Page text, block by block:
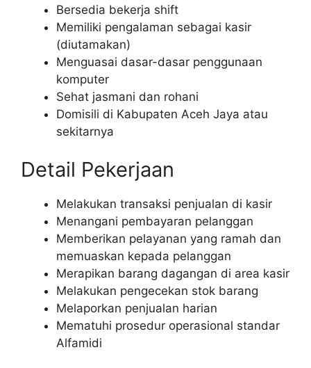
Bersedia bekerja shift
Memiliki pengalaman sebagai kasir
(diutamakan)
Menguasai dasar-dasar penggunaan
komputer
Sehat jasmani dan rohani
Domisili di Kabupaten Aceh Jaya atau
sekitarnya
Detail Pekerjaan
Melakukan transaksi penjualan di kasir
Menangani pembayaran pelanggan
Memberikan pelayanan yang ramah dan
memuaskan kepada pelanggan
Merapikan barang dagangan di area kasir
Melakukan pengecekan stok barang
Melaporkan penjualan harian
Mematuhi prosedur operasional standar
Alfamidi